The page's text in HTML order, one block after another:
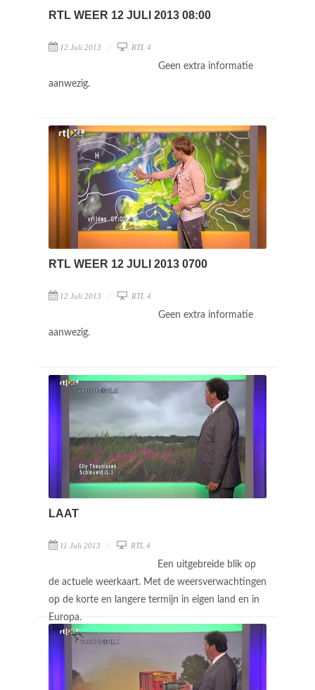
RTL WEER 12 JULI 2013 08:00
12 Juli 2013 RTL 4
Geen extra informatie
aanwezig.
RTL WEER 12 JULI 2013 0700
12 Juli 2013 RTL 4
Geen extra informatie
aanwezig.
LAAT
11 Juli 2013 RTL 4
Een uitgebreide blik op
de actuele weerkaart. Met de weersverwachtingen
op de korte en langere termijn in eigen land en in
Europa.